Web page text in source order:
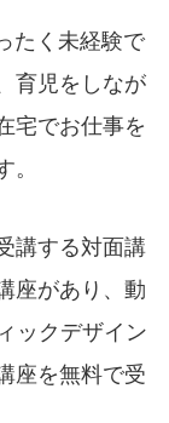
たく未経験で
育児をしなが
宅でお仕事を
講する対面講
座があり、動
ックデザイン
座を無料で受